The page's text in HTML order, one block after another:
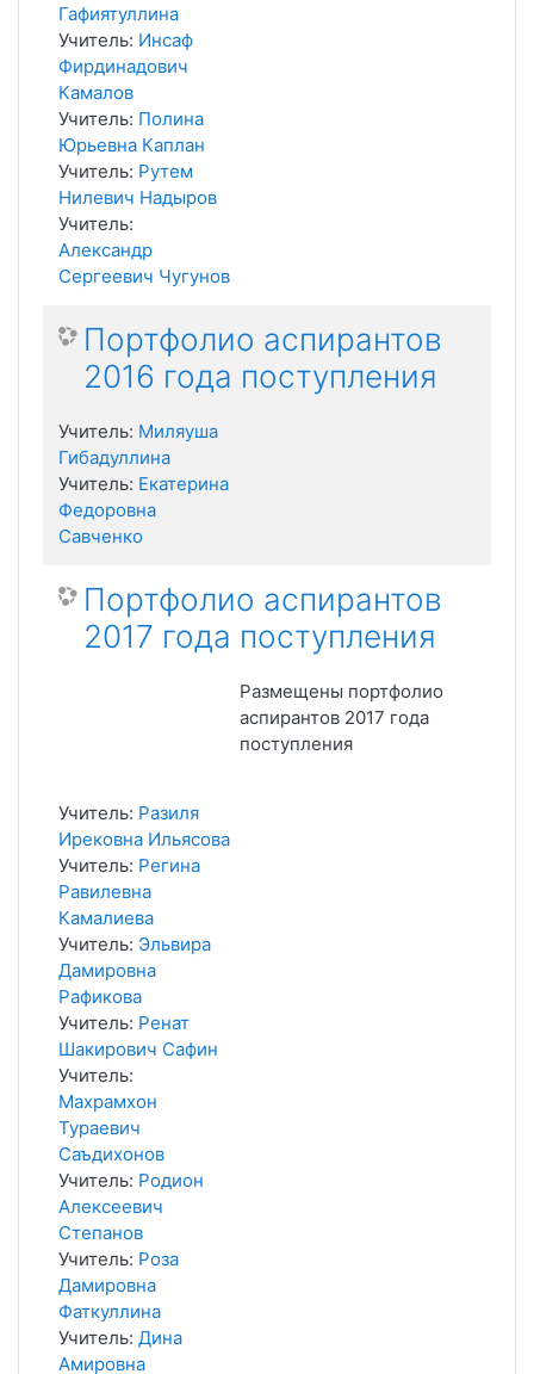
Гафиятуллина
Учитель: Инсаф
Фирдинадович
Камалов
Учитель: Полина
Юрьевна Каплан
Учитель: Рутем
Нилевич Надыров
Учитель:
Александр
Сергеевич Чугунов
Портфолио аспирантов
2016 года поступления
Учитель: Миляуша
Гибадуллина
Учитель: Екатерина
Федоровна
Савченко
Портфолио аспирантов
2017 года поступления
Размещены портфолио
аспирантов 2017 года
поступления
Учитель: Разиля
Ирековна Ильясова
Учитель: Регина
Равилевна
Камалиева
Учитель: Эльвира
Дамировна
Рафикова
Учитель: Ренат
Шакирович Сафин
Учитель:
Махрамхон
Тураевич
Саъдихонов
Учитель: Родион
Алексеевич
Степанов
Учитель: Роза
Дамировна
Фаткуллина
Учитель: Дина
Амировна